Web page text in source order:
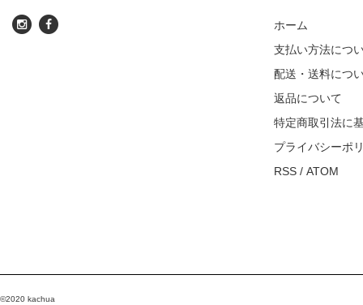
ホーム
支払い方法につ
配送・送料につ
返品について
特定商取引法に
プライバシーポ
RSS / ATOM
©2020 kachua